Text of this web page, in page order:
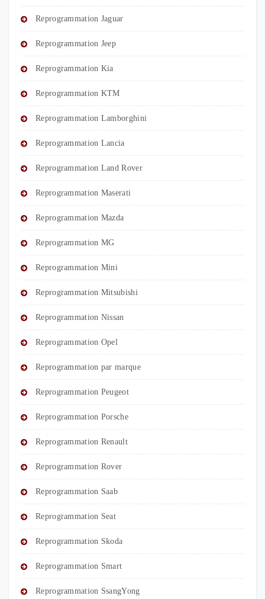
Reprogrammation Jaguar
Reprogrammation Jeep
Reprogrammation Kia
Reprogrammation KTM
Reprogrammation Lamborghini
Reprogrammation Lancia
Reprogrammation Land Rover
Reprogrammation Maserati
Reprogrammation Mazda
Reprogrammation MG
Reprogrammation Mini
Reprogrammation Mitsubishi
Reprogrammation Nissan
Reprogrammation Opel
Reprogrammation par marque
Reprogrammation Peugeot
Reprogrammation Porsche
Reprogrammation Renault
Reprogrammation Rover
Reprogrammation Saab
Reprogrammation Seat
Reprogrammation Skoda
Reprogrammation Smart
Reprogrammation SsangYong